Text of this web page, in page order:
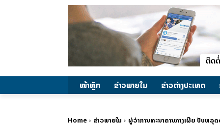
ໜ້າຫຼັກ ຂ່າວພາຍ​ໃນ ຂ່າວຕ່າງປະເທດ
Home ຂ່າວພາຍ​ໃນ ຜູ່ວ່າການທະນາຄານກາງເຜີຍ ປັບຫ